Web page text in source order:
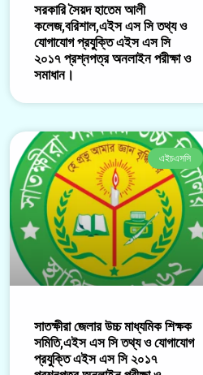
সরকারি সৈয়দ হাতেম আলী
কলেজ,বরিশাল,এইস এস সি তথ্য ও
যোগাযোগ প্রযুক্তি এইস এস সি
২০১৭ প্রশ্নপত্র অনলাইন পরীক্ষা ও
সমাধান।
এইচএসসি
সাতক্ষীরা জেলার উচ্চ মাধ্যমিক শিক্ষক
সমিতি,এইস এস সি তথ্য ও যোগাযোগ
প্রযুক্তি এইস এস সি ২০১৭